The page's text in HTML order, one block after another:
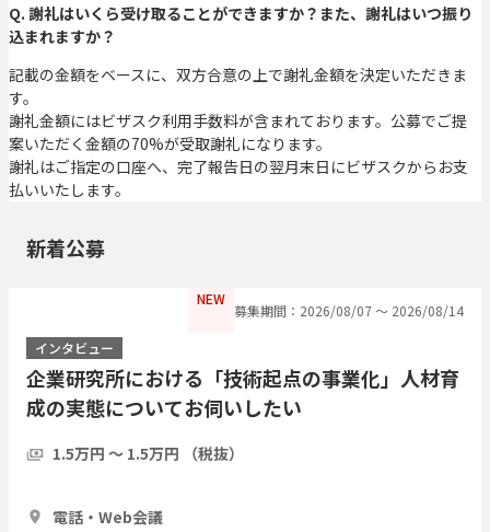
Q. 謝礼はいくら受け取ることができますか？また、謝礼はいつ振り
込まれますか？
記載の金額をベースに、双方合意の上で謝礼金額を決定いただきま
す。
謝礼金額にはビザスク利用手数料が含まれております。公募でご提
案いただく金額の70%が受取謝礼になります。
謝礼はご指定の口座へ、完了報告日の翌月末日にビザスクからお支
払いいたします。
新着公募
NEW
募集期間：2026/08/07 〜 2026/08/14
インタビュー
企業研究所における「技術起点の事業化」人材育
成の実態についてお伺いしたい
1.5万円 〜 1.5万円 （税抜）
電話・Web会議